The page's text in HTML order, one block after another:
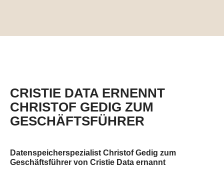
CRISTIE DATA ERNENNT
CHRISTOF GEDIG ZUM
GESCHÄFTSFÜHRER
Datenspeicherspezialist Christof Gedig zum
Geschäftsführer von Cristie Data ernannt